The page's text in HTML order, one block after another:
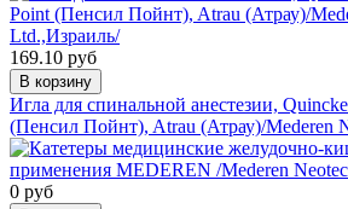
169.10 руб
В корзину
Игла для спинальной анестезии,
(Пенсил Пойнт), Atrau (Атрау)/Mederen
0 руб